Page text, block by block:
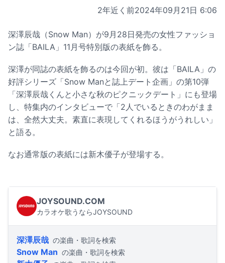
2年近く前2024年09月21日 6:06
深澤辰哉（Snow Man）が9月28日発売の女性ファッショ
ン誌「BAILA」11月号特別版の表紙を飾る。
深澤が同誌の表紙を飾るのは今回が初。彼は「BAILA」の
好評シリーズ「Snow Manと誌上デート企画」の第10弾
「深澤辰哉くんと小さな秋のピクニックデート」にも登場
し、特集内のインタビューで「2人でいるときのわがまま
は、全然大丈夫。素直に表現してくれるほうがうれしい」
と語る。
なお通常版の表紙には新木優子が登場する。
JOYSOUND.COM
カラオケ歌うならJOYSOUND
深澤辰哉 の楽曲・歌詞を検索
Snow Man の楽曲・歌詞を検索